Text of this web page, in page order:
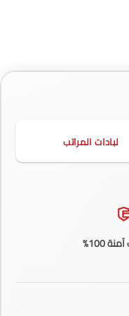
لبادات المراتب
100%